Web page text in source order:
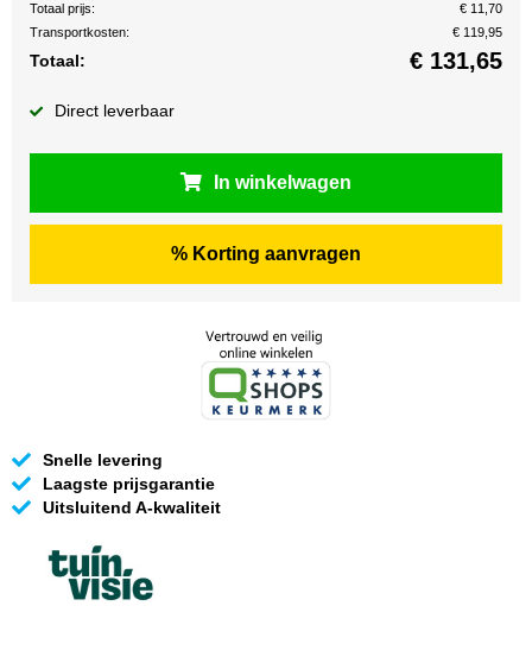
Totaal prijs:
€ 11,70
Transportkosten:
€ 119,95
Totaal: € 131,65
Direct leverbaar
In winkelwagen
% Korting aanvragen
Snelle levering
Laagste prijsgarantie
Uitsluitend A-kwaliteit